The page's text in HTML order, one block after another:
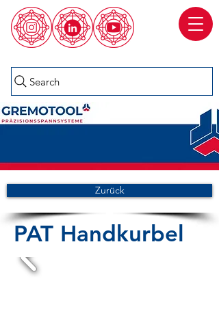
Search
Zurück
PAT Handkurbel